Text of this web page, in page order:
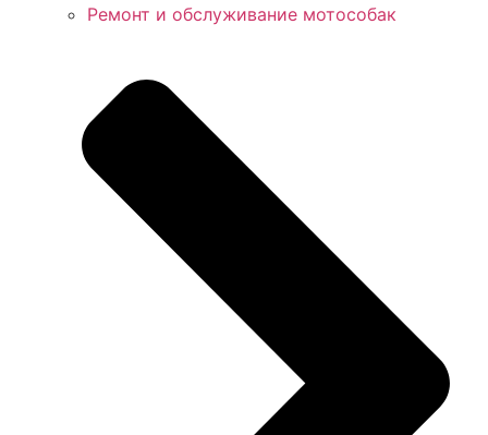
Ремонт и обслуживание мотособак